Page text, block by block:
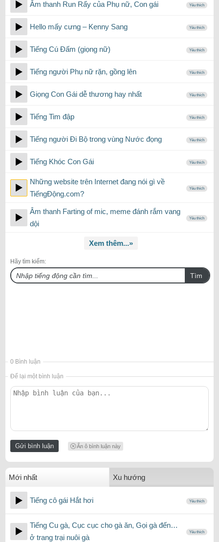
Âm thanh Run Rẩy của Phụ nữ, Con gái Yêu thích
Hello mấy cưng – Kenny Sang Yêu thích
Tiếng Cú Đấm (giọng nữ) Yêu thích
Tiếng người Phụ nữ rặn, gồng lên Yêu thích
Giọng Con Gái dễ thương hay nhất Yêu thích
Tiếng Tim đập Yêu thích
Tiếng người Đi Bộ trong vùng Nước đọng Yêu thích
Tiếng Khóc Con Gái Yêu thích
Những website trên Internet đang nói gì về
TiếngĐộng.com?
Yêu thích
Âm thanh Farting of mic, meme đánh rắm vang
dội
Yêu thích
Xem thêm...»
Hãy tìm kiếm:
Tìm
0 Bình luận
Để lại một bình luận
Ẩn ô bình luận này
Mới nhất Xu hướng
Tiếng cô gái Hắt hơi Yêu thích
Tiếng Cu gà, Cục cục cho gà ăn, Gọi gà đến…
ở trang trại nuôi gà
Yêu thích